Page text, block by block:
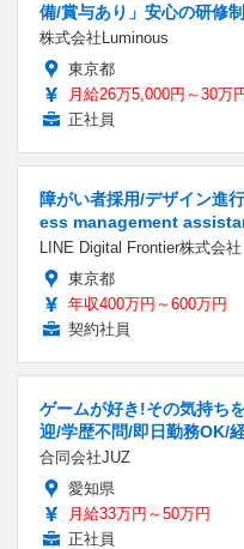
備/賞与あり」安心の研修
株式会社Luminous
東京都
月給26万5,000円～30万
正社員
障がい者採用/デザイン進
ess management
LINE Digital Frontier株式会社
東京都
年収400万円～600万円
契約社員
ゲームが好き!その気持ち
迎/学歴不問/即日勤務OK/
合同会社JUZ
愛知県
月給33万円～50万円
正社員